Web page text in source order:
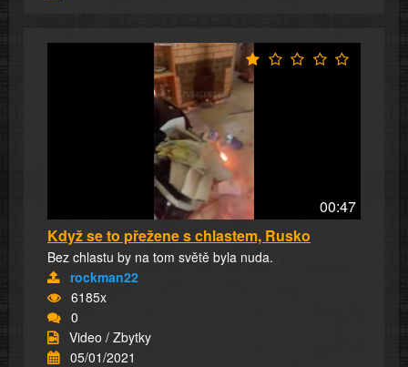
00:47
Když se to přežene s chlastem, Rusko
Bez chlastu by na tom světě byla nuda.
rockman22
6185x
0
Video / Zbytky
05/01/2021